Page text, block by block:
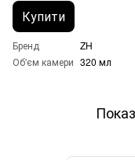
Купити
Бренд
ZH
Об'єм камери 320 мл